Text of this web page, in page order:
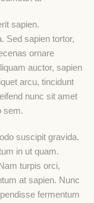
sapien.
Sed sapien tortor,
ornare
auctor, sapien
arcu, tincidunt
nunc sit amet
sem.
suscipit gravida.
in ut quam.
turpis orci,
at sapien. Nunc
fermentum